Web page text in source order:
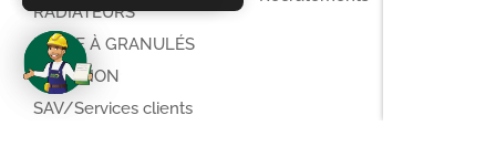
RADIATEURS
POÊLE À GRANULÉS
ISOLATION
SAV/Services clients